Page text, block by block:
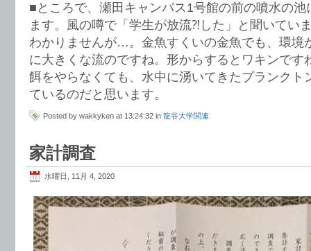
■ところで、瀬田キャンパス1号館の前の噴水の
ます。風の噂で「学生が放流⁈した」と聞いてい
わかりませんが…。金魚すくいの金魚でも、環境
に大きくな流のですね。形からするとワキンです
餌をやらなくても、水中に湧いてきたプランクト
ているのだと思います。
Posted by wakkyken at 13:24:32 in 龍谷大学関連
家計調査
水曜日, 11月 4, 2020